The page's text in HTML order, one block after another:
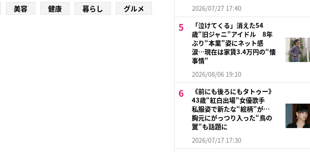
美容 健康 暮らし グルメ
2026/07/27 17:40
「泣けてくる」消えた54
歳“旧ジャニ”アイドル 8年
ぶり“本業”姿にネット感
涙…現在は家賃3.4万円の“懐
事情”
2026/08/06 19:10
《前にも後ろにもタトゥー》
43歳“紅白出場”女優歌手
私服姿で新たな“絵柄”が…
胸元にがっつり入った“鳥の
翼”も話題に
2026/07/17 17:30